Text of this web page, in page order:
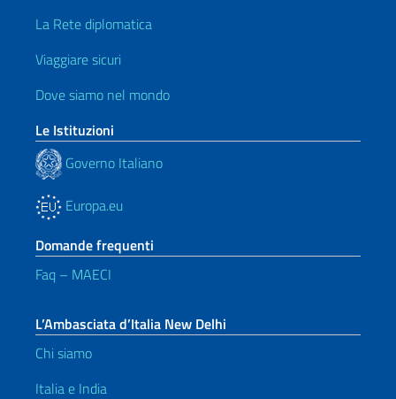
La Rete diplomatica
Viaggiare sicuri
Dove siamo nel mondo
Le Istituzioni
Governo Italiano
Europa.eu
Domande frequenti
Faq – MAECI
L’Ambasciata d’Italia New Delhi
Chi siamo
Italia e India